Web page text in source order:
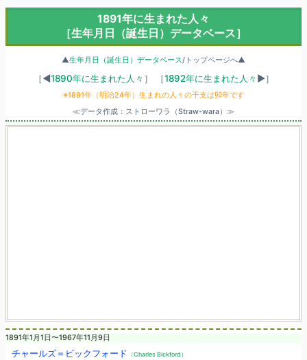
1891年に生まれた人々
［生年月日（誕生日）データベース］
▲生年月日（誕生日）データベース/トップページへ▲
［◀1890年に生まれた人々 ］ ［1892年に生まれた人々 ▶］
※1891年（明治24年）生まれの人々の干支は卯年です
≪データ作成：ストローワラ（Straw-wara）≫
1891年1月1日〜1967年11月9日
チャールズ＝ビックフォード （Charles Bickford）